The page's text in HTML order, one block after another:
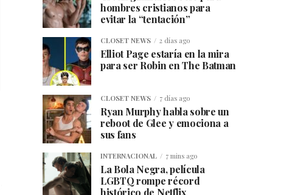
hombres cristianos para
evitar la “tentación”
CLOSET NEWS 2 días ago
Elliot Page estaría en la mira
para ser Robin en The Batman
CLOSET NEWS 7 días ago
Ryan Murphy habla sobre un
reboot de Glee y emociona a
sus fans
INTERNACIONAL 7 mins ago
La Bola Negra, película
LGBTQ rompe récord
histórico de Netflix